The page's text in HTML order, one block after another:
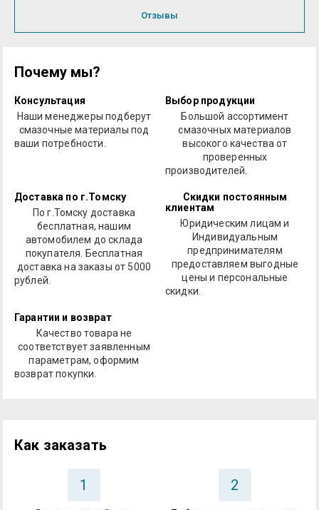
Отзывы
Почему мы?
Консультация
Наши менеджеры подберут
смазочные материалы под
ваши потребности.
Выбор продукции
Большой ассортимент
смазочных материалов
высокого качества от
проверенных
производителей.
Доставка по г.Томску
По г.Томску доставка
бесплатная, нашим
автомобилем до склада
покупателя. Бесплатная
доставка на заказы от 5000
рублей.
Скидки постоянным
клиентам
Юридическим лицам и
Индивидуальным
предпринимателям
предоставляем выгодные
цены и персональные
скидки.
Гарантии и возврат
Качество товара не
соответствует заявленным
параметрам, оформим
возврат покупки.
Как заказать
1 2